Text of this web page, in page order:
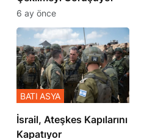
6 ay önce
İsrail, Ateşkes Kapılarını
Kapatıyor
BATI ASYA